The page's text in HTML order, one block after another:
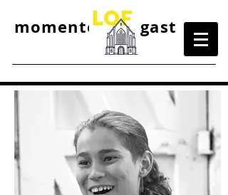
momenteelte gast